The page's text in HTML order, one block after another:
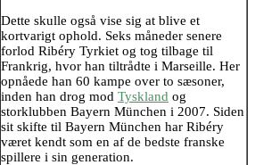
Dette skulle også vise sig at blive et
kortvarigt ophold. Seks måneder senere
forlod Ribéry Tyrkiet og tog tilbage til
Frankrig, hvor han tiltrådte i Marseille. Her
opnåede han 60 kampe over to sæsoner,
inden han drog mod Tyskland og
storklubben Bayern München i 2007. Siden
sit skifte til Bayern München har Ribéry
været kendt som en af de bedste franske
spillere i sin generation.